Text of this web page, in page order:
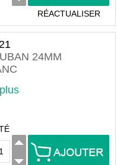
RÉACTUALISER
24MM